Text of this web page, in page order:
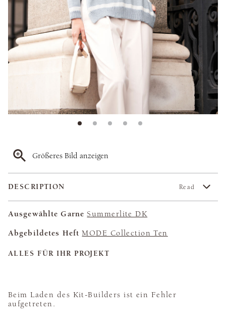
Größeres Bild anzeigen
DESCRIPTION Read
Ausgewählte Garne Summerlite DK
Abgebildetes Heft MODE Collection Ten
ALLES FÜR IHR PROJEKT
Beim Laden des Kit-Builders ist ein Fehler
aufgetreten.